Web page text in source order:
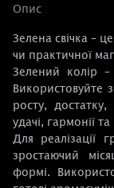
Опис
Зелена свічка –
чи практичної
Зелений колір –
Використовуйте
росту, достатку,
удачі, гармонії
Для реалізації
зростаючий
формі.